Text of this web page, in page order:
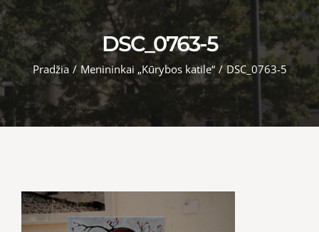
DSC_0763-5
Pradžia / Menininkai „Kūrybos katile“ / DSC_0763-5